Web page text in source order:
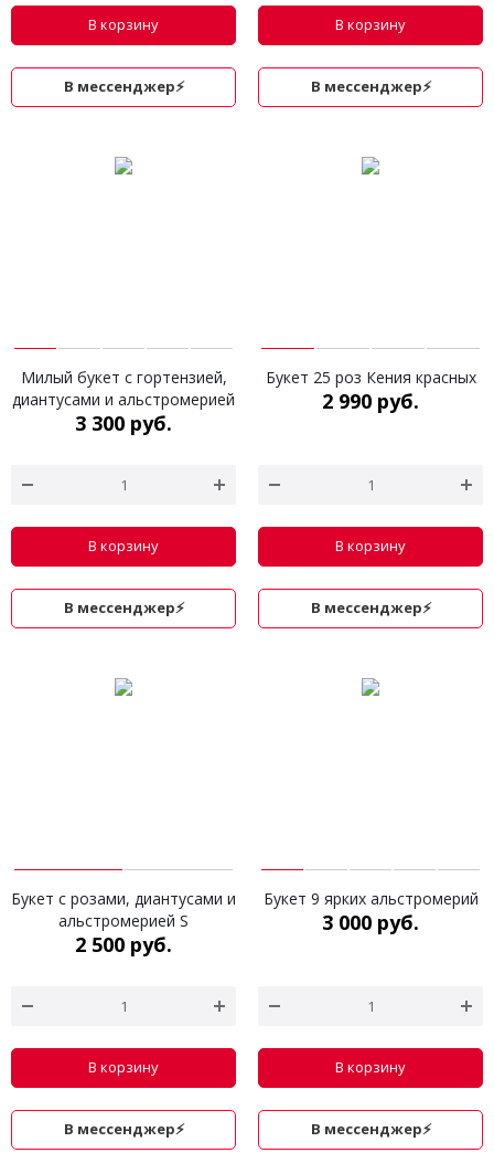
В корзину
В мессенджер⚡
В корзину
В мессенджер⚡
Милый букет с гортензией,
диантусами и альстромерией
3 300 руб.
В корзину
В мессенджер⚡
Букет 25 роз Кения красных
2 990 руб.
В корзину
В мессенджер⚡
Букет с розами, диантусами и
альстромерией S
2 500 руб.
В корзину
В мессенджер⚡
Букет 9 ярких альстромерий
3 000 руб.
В корзину
В мессенджер⚡